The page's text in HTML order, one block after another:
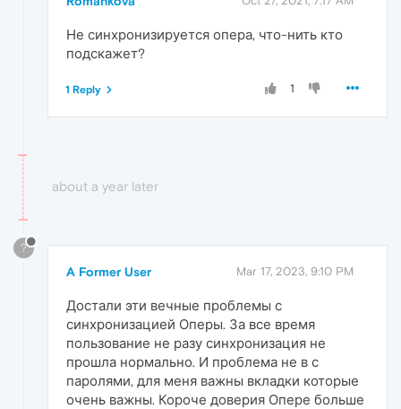
Не синхронизируется опера, что-нить кто
подскажет?
1
1 Reply
about a year later
?
A Former User Mar 17, 2023, 9:10 PM
Достали эти вечные проблемы с
синхронизацией Оперы. За все время
пользование не разу синхронизация не
прошла нормально. И проблема не в с
паролями, для меня важны вкладки которые
очень важны. Короче доверия Опере больше